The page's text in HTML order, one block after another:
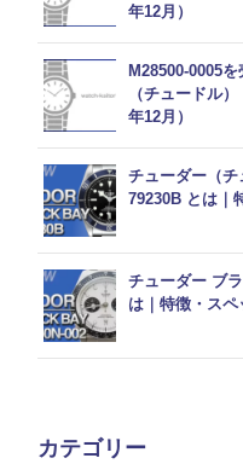
年12月）
M28500-0005
（チュードル
年12月）
チューダー（
79230B とは｜
チューダー ブ
は｜特徴・ス
カテゴリー